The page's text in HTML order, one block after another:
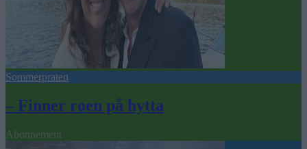
Sommerpraten
– Finner roen på hytta
Abonnement